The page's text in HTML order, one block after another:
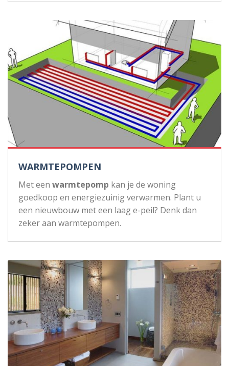
WARMTEPOMPEN
Met een warmtepomp kan je de woning
goedkoop en energiezuinig verwarmen. Plant u
een nieuwbouw met een laag e-peil? Denk dan
zeker aan warmtepompen.